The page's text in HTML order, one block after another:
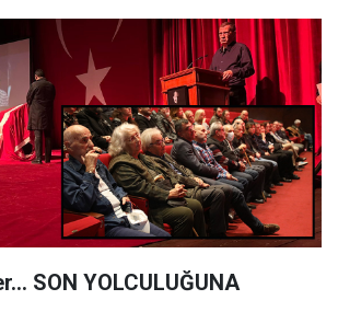
SON YOLCULUĞUNA